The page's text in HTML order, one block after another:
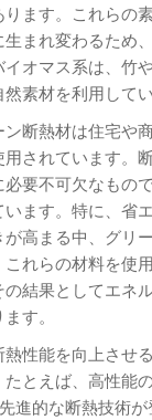
ます。これらの
まれ変わるため
オマス系は、竹
素材を利用して
断熱材は住宅や
されています。
要不可欠なもの
ます。特に、省
高まる中、グリ
れらの材料を使
結果としてエネ
す。
性能を向上させ
とえば、高性能
進的な断熱技術が